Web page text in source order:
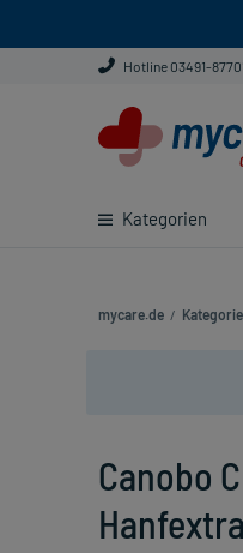
Hotline 03491-
Kategorien
mycare.de /
Canobo